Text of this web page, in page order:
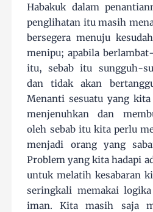
Habakuk dalam
penglihatan itu masih
bersegera menuju
menipu; apabila
itu, sebab itu sungguh-
dan tidak akan
Menanti sesuatu yang
menjenuhkan dan
oleh sebab itu kita perlu
menjadi orang yang
Problem yang kita hadapi
untuk melatih kesabaran
seringkali memakai
iman. Kita masih saja